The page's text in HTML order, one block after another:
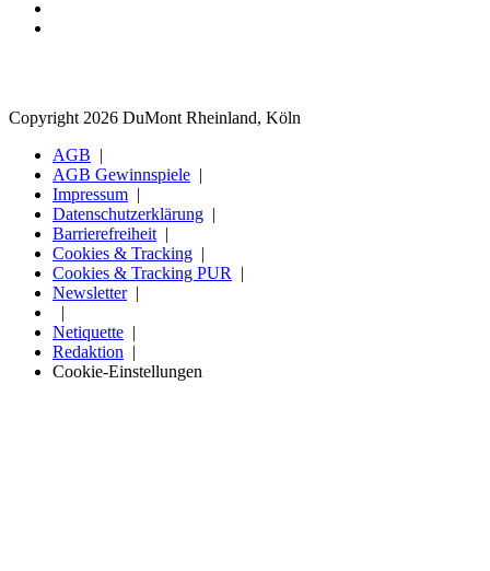
Copyright 2026 DuMont Rheinland, Köln
AGB
AGB Gewinnspiele
Impressum
Datenschutzerklärung
Barrierefreiheit
Cookies & Tracking
Cookies & Tracking PUR
Newsletter
Netiquette
Redaktion
Cookie-Einstellungen